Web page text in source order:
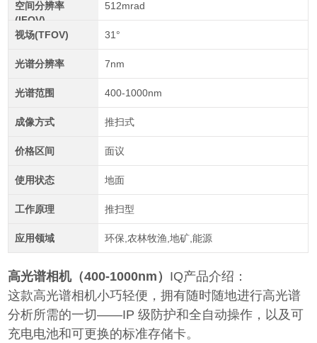
空间分辨率
(IFOV)
512mrad
视场(TFOV) 31°
光谱分辨率 7nm
光谱范围 400-1000nm
成像方式 推扫式
价格区间 面议
使用状态 地面
工作原理 推扫型
应用领域 环保,农林牧渔,地矿,能源
高光谱相机（400-1000nm） IQ产品介绍：
这款高光谱相机小巧轻便，拥有随时随地进行高光谱
分析所需的一切——IP 级防护和全自动操作，以及可
充电电池和可更换的标准存储卡。